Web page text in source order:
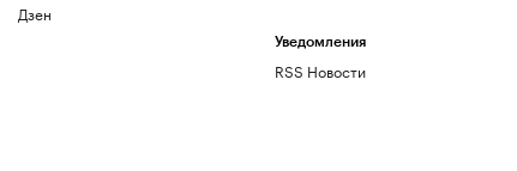
Дзен
Уведомления
RSS Новости